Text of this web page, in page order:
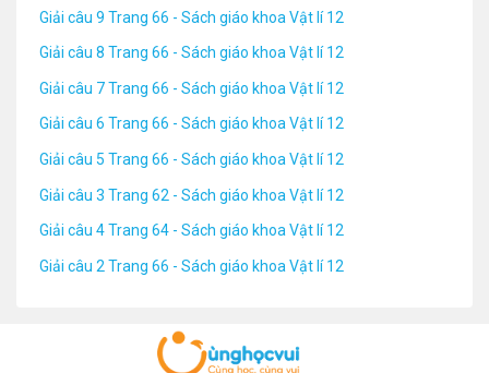
Giải câu 9 Trang 66 - Sách giáo khoa Vật lí 12
Giải câu 8 Trang 66 - Sách giáo khoa Vật lí 12
Giải câu 7 Trang 66 - Sách giáo khoa Vật lí 12
Giải câu 6 Trang 66 - Sách giáo khoa Vật lí 12
Giải câu 5 Trang 66 - Sách giáo khoa Vật lí 12
Giải câu 3 Trang 62 - Sách giáo khoa Vật lí 12
Giải câu 4 Trang 64 - Sách giáo khoa Vật lí 12
Giải câu 2 Trang 66 - Sách giáo khoa Vật lí 12